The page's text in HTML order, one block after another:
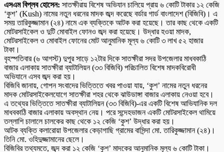
এসএম বিপ্লব হোসেন: সাতক্ষীরায় বিশেষ অভিযান চালিয়ে প্রায় ৬ কোটি টাকার ১২ কেজি
‘কুশ’ (Kush) নামের নতুন ধরনের মাদক জব্দ করেছে বর্ডার গার্ড বাংলাদেশ (বিজিবি)। এ
সময় তারিকুজ্জামান (২৪) নামে এক ব্যক্তিকে আটক করা হয়েছে। তার কাছ থেকে একটি
মোটরসাইকেল ও দুটি মোবাইল ফোনও জব্দ করা হয়েছে। উদ্ধার হওয়া মাদক,
মোটরসাইকেল ও মোবাইল ফোনের মোট আনুমানিক মূল্য ৬ কোটি ৩ লাখ ৫২ হাজার
টাকা।
বৃহস্পতিবার (৬ আগস্ট) দুপুর সাড়ে ১২টার দিকে সাতক্ষীরা সদর উপজেলার মাধবকাঠি
বাজার এলাকায় সাতক্ষীরা ব্যাটালিয়ন (৩৩ বিজিবি) পরিচালিত বিশেষ মাদকবিরোধী
অভিযানে এসব জব্দ করা হয়।
বিজিবি জানায়, গোপন সংবাদের ভিত্তিতে খবর পাওয়া যায়, ‘কুশ’ নামের নতুন ধরনের
মাদক মোটরসাইকেলযোগে সাতক্ষীরা শহর থেকে ঝাউডাঙ্গা বাজার এলাকায় নেওয়া হবে।
এ তথ্যের ভিত্তিতে সাতক্ষীরা ব্যাটালিয়ন (৩৩ বিজিবি)-এর একটি বিশেষ আভিযানিক দল
মাধবকাঠি বাজার এলাকায় অবস্থান নেয়। পরে সন্দেহভাজন একটি মোটরসাইকেল থামিয়ে
তল্লাশি চালালে চালকের কাছ থেকে ১২ কেজি ‘কুশ’ উদ্ধার করা হয়।
আটক ব্যক্তি কলারোয়া উপজেলার কেড়াগাছি গ্রামের বাসিন্দা মো. তারিকুজ্জামান (২৪)।
তিনি মো. ওহিদুজ্জামানের ছেলে।
বিজিবির তথ্যমতে, জব্দ করা ১২ কেজি ‘কুশ’ মাদকের আনুমানিক মূল্য ৬ কোটি টাকা।